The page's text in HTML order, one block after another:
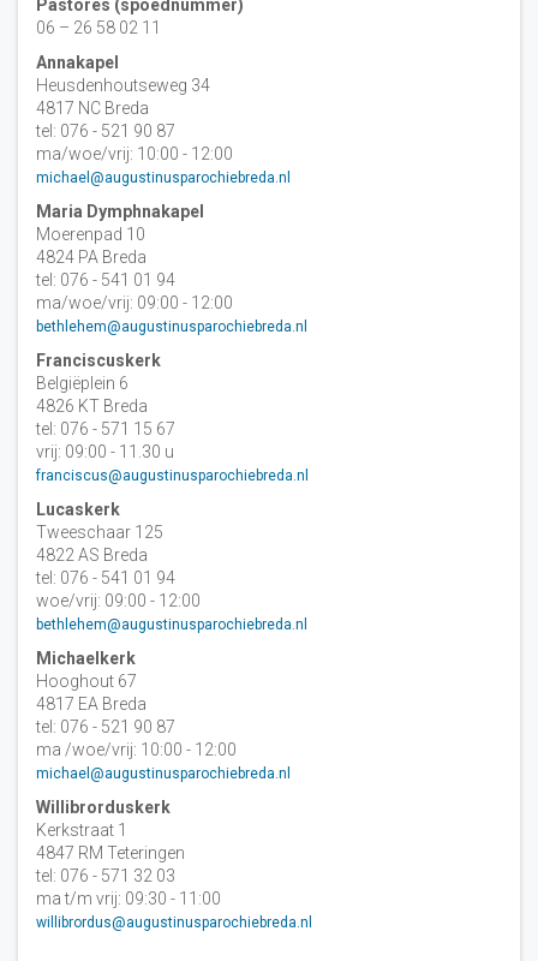
Pastores (spoednummer)
06 – 26 58 02 11
Annakapel
Heusdenhoutseweg 34
4817 NC Breda
tel: 076 - 521 90 87
ma/woe/vrij: 10:00 - 12:00
michael@augustinusparochiebreda.nl
Maria Dymphnakapel
Moerenpad 10
4824 PA Breda
tel: 076 - 541 01 94
ma/woe/vrij: 09:00 - 12:00
bethlehem@augustinusparochiebreda.nl
Franciscuskerk
Belgiëplein 6
4826 KT Breda
tel: 076 - 571 15 67
vrij: 09:00 - 11.30 u
franciscus@augustinusparochiebreda.nl
Lucaskerk
Tweeschaar 125
4822 AS Breda
tel: 076 - 541 01 94
woe/vrij: 09:00 - 12:00
bethlehem@augustinusparochiebreda.nl
Michaelkerk
Hooghout 67
4817 EA Breda
tel: 076 - 521 90 87
ma /woe/vrij: 10:00 - 12:00
michael@augustinusparochiebreda.nl
Willibrorduskerk
Kerkstraat 1
4847 RM Teteringen
tel: 076 - 571 32 03
ma t/m vrij: 09:30 - 11:00
willibrordus@augustinusparochiebreda.nl